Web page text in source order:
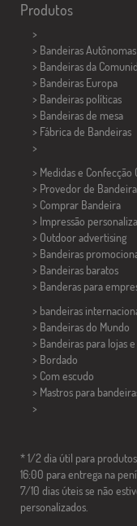
Produtos
>
> Bandeiras Autônomas
> Bandeiras da
> Bandeiras Europa
> Bandeiras políticas
> Bandeiras de mesa
> Fábrica de Bandeiras
>
> Medidas e Confecção
> Provedor de
> Comprar Bandeira
> Impressão
> Outdoor advertising
> Bandeiras
> Bandeiras baratos
> Banderas para
> bandeiras
> Bandeiras do Mundo
> Bandeiras para lojas
> Bordado
> Com escudo
> Mastros para
>
* 1/2 dia útil para
16:00 para entrega na
7/10 dias úteis se não
personalizados.